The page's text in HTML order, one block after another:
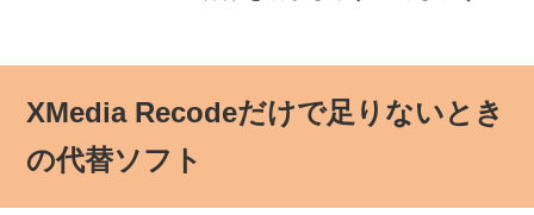
XMedia Recodeだけで足りないとき
の代替ソフト